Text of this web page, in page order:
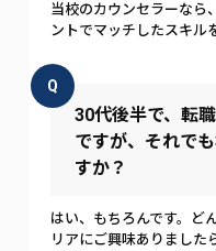
当校のカウンセラーなら
ントでマッチしたスキル
Q
30代後半で、転
ですが、それで
すか？
はい、もちろんです。ど
リアにご興味ありました